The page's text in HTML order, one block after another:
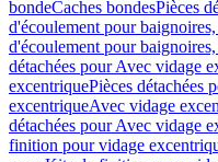
bondeCaches bondesPièces
d'écoulement pour
d'écoulement pour
détachées pour Avec vidage
excentriquePièces détachées
excentriqueAvec vidage
détachées pour Avec vidage
finition pour vidage